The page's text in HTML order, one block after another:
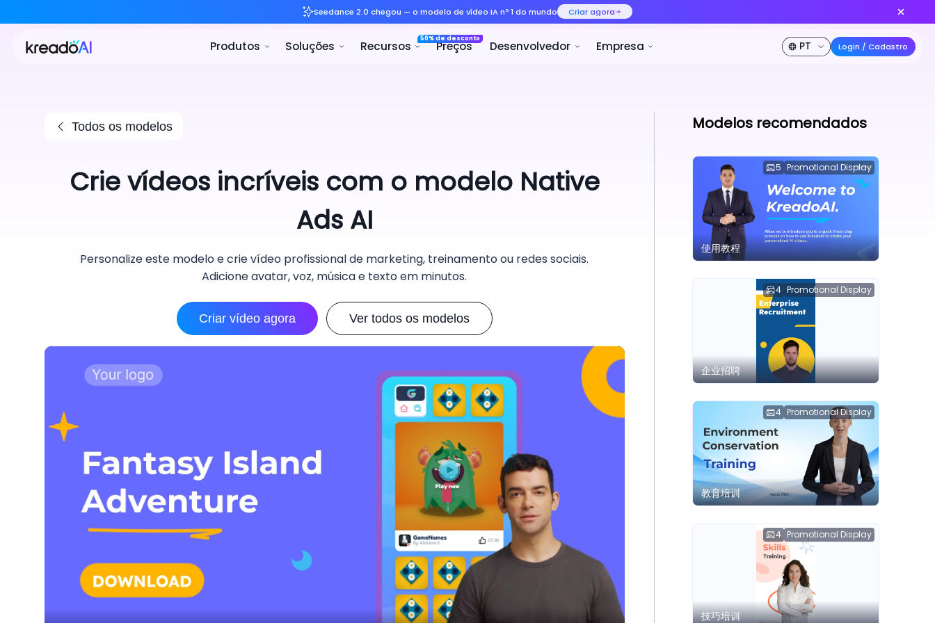
Seedance 2.0 chegou — o modelo de vídeo IA nº 1 do mundo
50% de desconto
Todos os modelos
Crie vídeos incríveis com o modelo Native
Ads AI
Personalize este modelo e crie vídeo profissional de marketing, treinamento ou redes sociais.
Adicione avatar, voz, música e texto em minutos.
Criar vídeo agora Ver todos os modelos
Modelos recomendados
5 Promotional Display
使用教程
4 Promotional Display
企业招聘
4 Promotional Display
教育培训
4 Promotional Display
技巧培训